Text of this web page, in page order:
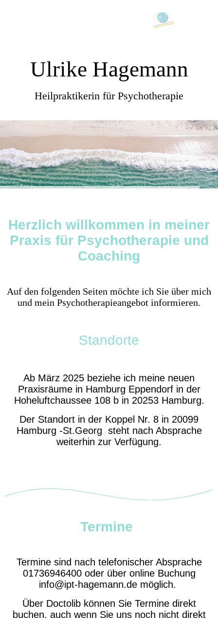
Ulrike Hagemann
Heilpraktikerin für Psychotherapie
Herzlich willkommen in meiner
Praxis für Psychotherapie und
Coaching
Auf den folgenden Seiten möchte ich Sie über mich
und mein Psycho­therapie­angebot informieren.
Standorte
Ab März 2025 beziehe ich meine neuen
Praxisräume in Hamburg Eppendorf in der
Hoheluftchaussee 108 b in 20253 Hamburg.
Der Standort in der Koppel Nr. 8 in 20099
Hamburg -St.Georg steht nach Absprache
weiterhin zur Verfügung.
Termine
Termine sind nach telefonischer Absprache
01736946400 oder über online Buchung
info@ipt-hagemann.de möglich.
Über Doctolib können Sie Termine direkt
buchen, auch wenn Sie uns noch nicht direkt